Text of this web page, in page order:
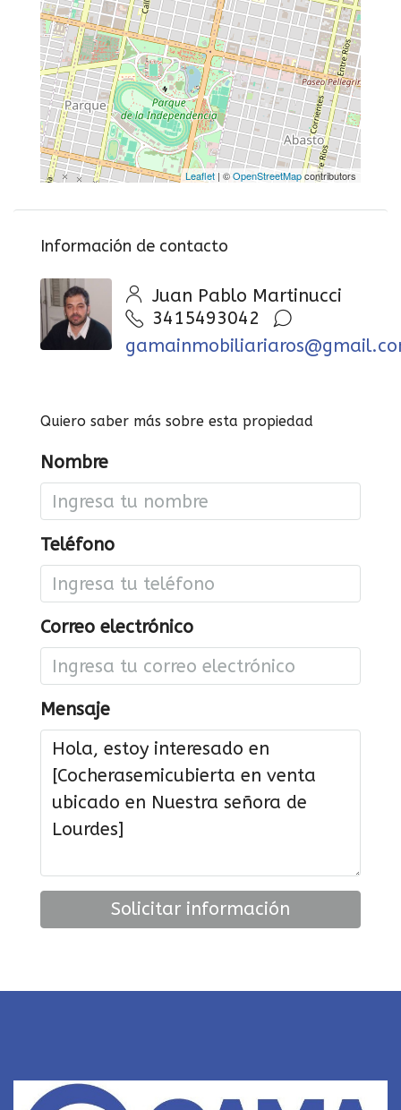
Leaflet | ©OpenStreetMapcontributors
Información de contacto
Juan Pablo Martinucci
3415493042
Quiero saber más sobre esta propiedad
Nombre
Teléfono
Correo electrónico
Mensaje
Solicitar información